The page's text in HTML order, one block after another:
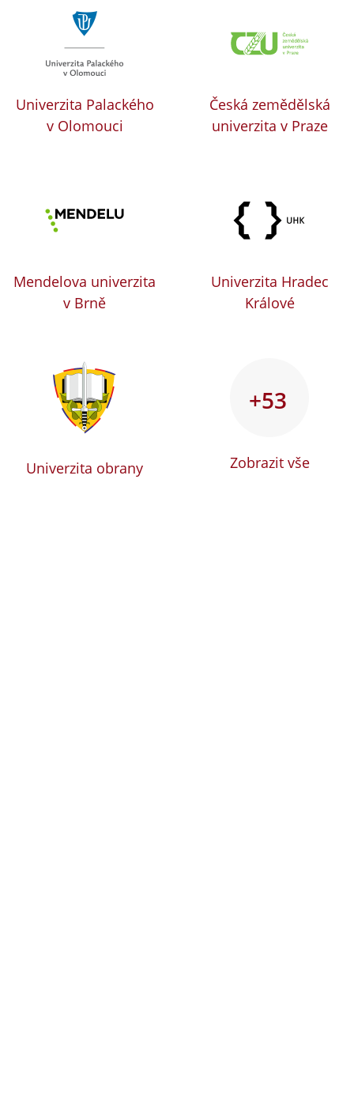
Univerzita Palackého
v Olomouci
Česká zemědělská
univerzita v Praze
Mendelova univerzita
v Brně
Univerzita Hradec
Králové
Univerzita obrany
+53
Zobrazit vše